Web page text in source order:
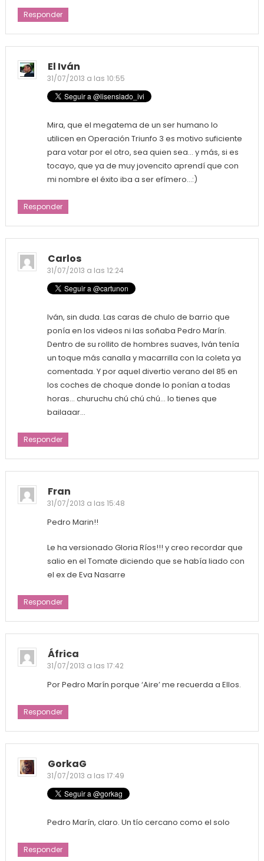
Responder
El Iván
31/07/2013 a las 10:55
Mira, que el megatema de un ser humano lo
utilicen en Operación Triunfo 3 es motivo suficiente
para votar por el otro, sea quien sea… y más, si es
tocayo, que ya de muy jovencito aprendí que con
mi nombre el éxito iba a ser efímero…:)
Responder
Carlos
31/07/2013 a las 12:24
Iván, sin duda. Las caras de chulo de barrio que
ponía en los videos ni las soñaba Pedro Marín.
Dentro de su rollito de hombres suaves, Iván tenía
un toque más canalla y macarrilla con la coleta ya
comentada. Y por aquel divertio verano del 85 en
los coches de choque donde lo ponían a todas
horas… churuchu chú chú chú… lo tienes que
bailaaar…
Responder
Fran
31/07/2013 a las 15:48
Pedro Marin!!
Le ha versionado Gloria Ríos!!! y creo recordar que
salio en el Tomate diciendo que se había liado con
el ex de Eva Nasarre
Responder
África
31/07/2013 a las 17:42
Por Pedro Marín porque ‘Aire’ me recuerda a Ellos.
Responder
GorkaG
31/07/2013 a las 17:49
Pedro Marín, claro. Un tío cercano como el solo
Responder